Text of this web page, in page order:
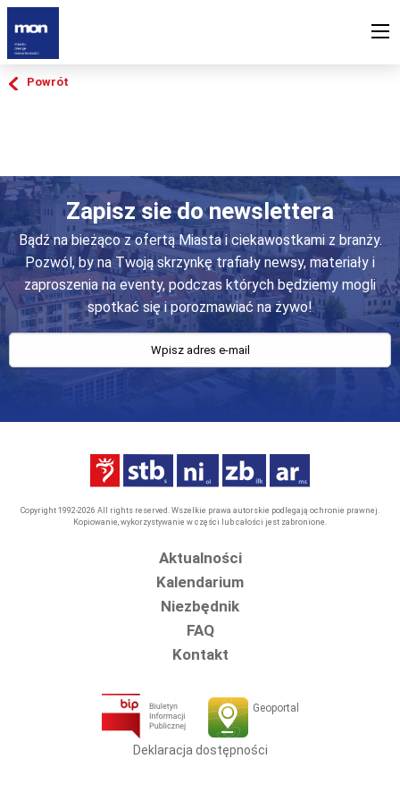
Powrót
Zapisz sie do newslettera
Bądź na bieżąco z ofertą Miasta i ciekawostkami z branży.
Pozwól, by na Twoją skrzynkę trafiały newsy, materiały i
zaproszenia na eventy, podczas których będziemy mogli
spotkać się i porozmawiać na żywo!
Copyright 1992-2026 All rights reserved. Wszelkie prawa autorskie podlegają ochronie prawnej.
Kopiowanie, wykorzystywanie w części lub całości jest zabronione.
Aktualności
Kalendarium
Niezbędnik
FAQ
Kontakt
Geoportal
Deklaracja dostępności